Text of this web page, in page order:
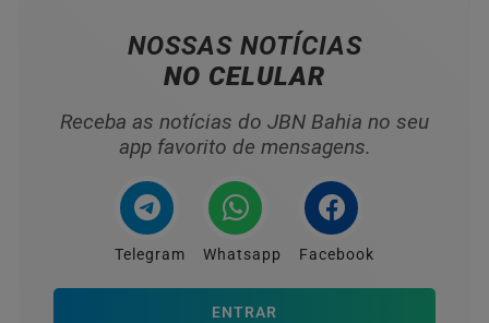
NOSSAS NOTÍCIAS
NO CELULAR
Receba as notícias do JBN Bahia no seu
app favorito de mensagens.
Telegram Whatsapp Facebook
ENTRAR